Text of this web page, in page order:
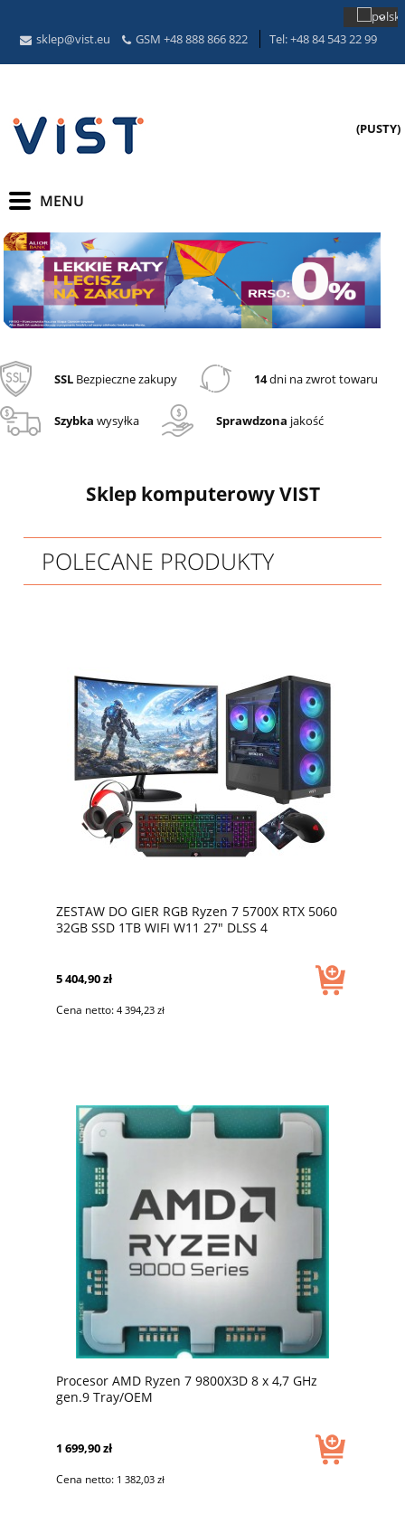
sklep@vist.eu GSM +48 888 866 822 Tel: +48 84 543 22 99
(PUSTY)
SSL Bezpieczne zakupy 14dni na zwrot towaru
Szybka wysyłka Sprawdzona jakość
Sklep komputerowy VIST
POLECANE PRODUKTY
ZESTAW DO GIER RGB Ryzen 7 5700X RTX 5060
32GB SSD 1TB WIFI W11 27" DLSS 4
5 404,90 zł
Cena netto: 4 394,23 zł
Procesor AMD Ryzen 7 9800X3D 8 x 4,7 GHz
gen.9 Tray/OEM
1 699,90 zł
Cena netto: 1 382,03 zł